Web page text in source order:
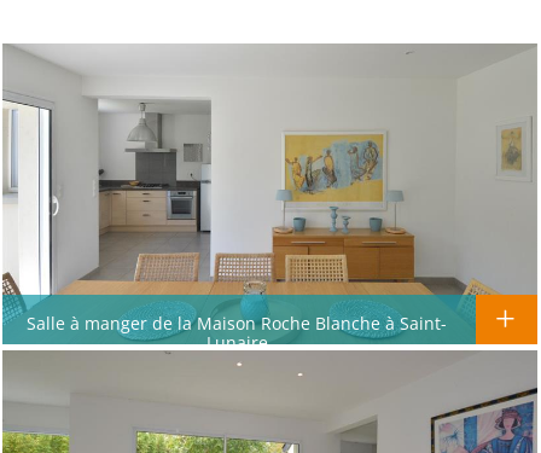
Salle à manger de la Maison Roche Blanche à Saint-
Lunaire